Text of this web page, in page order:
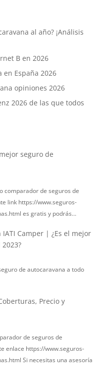
al año? ¡Análisis
B en 2026
España 2026
opiniones 2026
2026 de las que todos
seguro de
comparador de seguros de
link https://www.seguros-
es gratis y podrás…
IATI Camper | ¿Es el mejor
de autocaravana a todo
Precio y
de seguros de
enlace https://www.seguros-
Si necesitas una asesoría